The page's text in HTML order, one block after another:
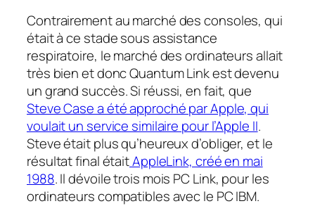
Contrairement au marché des consoles, qui
était à ce stade sous assistance
respiratoire, le marché des ordinateurs allait
très bien et donc Quantum Link est devenu
un grand succès. Si réussi, en fait, que
Steve Case a été approché par Apple, qui
voulait un service similaire pour l’Apple II.
Steve était plus qu’heureux d’obliger, et le
résultat final étaitAppleLink, créé en mai
1988. Il dévoile trois mois PC Link, pour les
ordinateurs compatibles avec le PC IBM.